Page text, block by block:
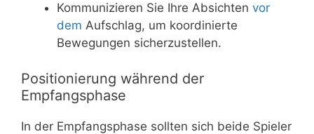
Kommunizieren Sie Ihre Absichten vor
dem Aufschlag, um koordinierte
Bewegungen sicherzustellen.
Positionierung während der
Empfangsphase
In der Empfangsphase sollten sich beide Spieler